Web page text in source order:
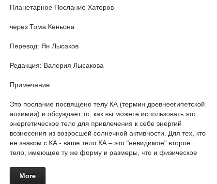
Планетарное Послание Хаторов
через Тома Кеньона
Перевод: Ян Лысаков
Редакция: Валерия Лысакова
Примечание
Это послание посвящено телу КА (термин древнеегипетской
алхимии) и обсуждает то, как вы можете использовать это
энергетическое тело для привлечения к себе энергий
вознесения из возросшей солнечной активности. Для тех, кто
не знаком с КА - ваше тело КА – это "невидимое" второе
тело, имеющее ту же форму и размеры, что и физическое
More